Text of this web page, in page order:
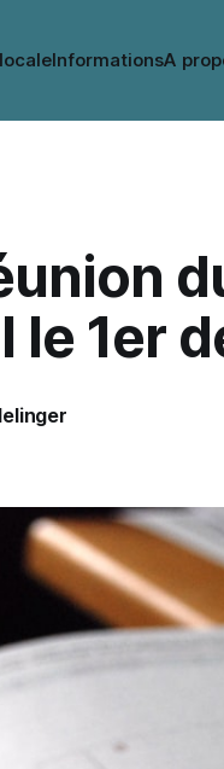
InformationsA
le 1er